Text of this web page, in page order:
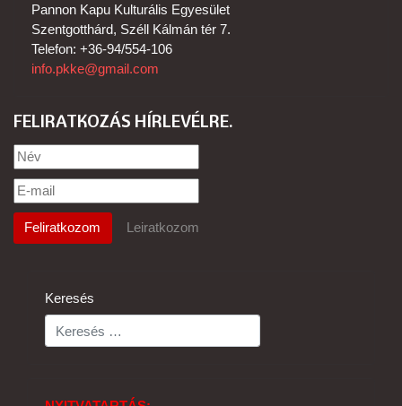
Pannon Kapu Kulturális Egyesület
Szentgotthárd, Széll Kálmán tér 7.
Telefon: +36-94/554-106
info.pkke@gmail.com
FELIRATKOZÁS HÍRLEVÉLRE
Keresés